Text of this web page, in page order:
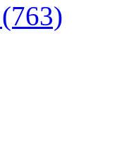
(763)